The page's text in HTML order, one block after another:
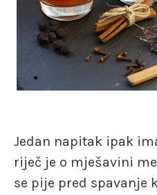
Jedan napitak ipak
riječ je o mješavini
se pije pred spavanje